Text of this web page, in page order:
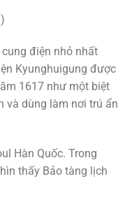
điện nhỏ nhất
Kyunghuigung được
1617 như một biệt
và dùng làm nơi trú ẩn
Hàn Quốc. Trong
thấy Bảo tàng lịch